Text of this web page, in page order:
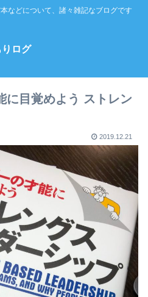
などについて、諸々雑記なブログです
りログ
に目覚めよう ストレン
2019.12.21